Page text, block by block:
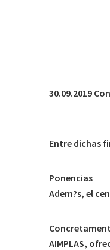
30.09.2019
Entre dichas
Ponencias
Adem?s, el
AIMPLAS,